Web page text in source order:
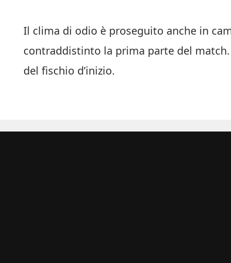
Il clima di odio è proseguito anche in
contraddistinto la prima parte del
del fischio d’inizio.